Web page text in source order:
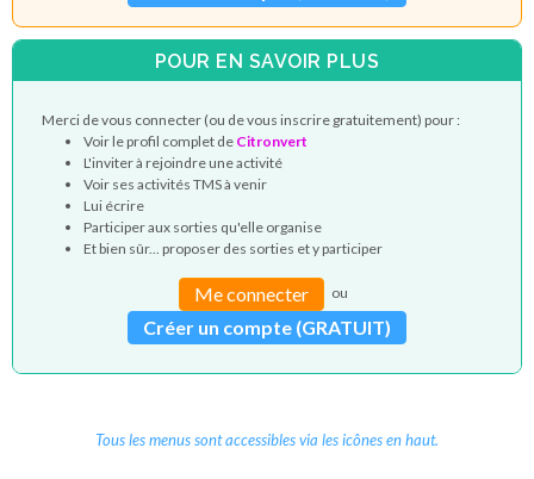
POUR EN SAVOIR PLUS
Merci de vous connecter (ou de vous inscrire gratuitement) pour :
Voir le profil complet de Citronvert
L'inviter à rejoindre une activité
Voir ses activités TMS à venir
Lui écrire
Participer aux sorties qu'elle organise
Et bien sûr... proposer des sorties et y participer
Me connecter ou
Créer un compte (GRATUIT)
Tous les menus sont accessibles via les icônes en haut.